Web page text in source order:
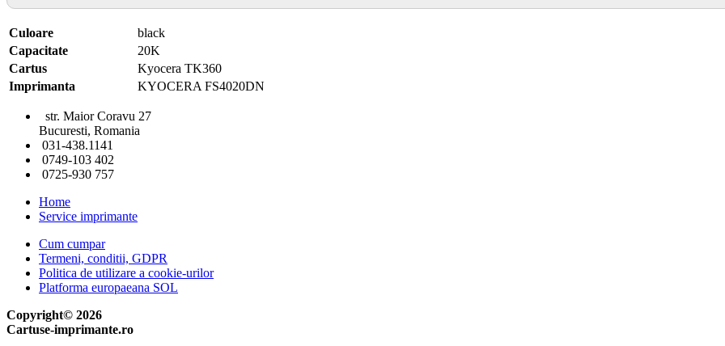
Culoare
black
Capacitate
20K
Cartus
Kyocera TK360
Imprimanta
KYOCERA FS4020DN
str. Maior Coravu 27
Bucuresti, Romania
031-438.1141
0749-103 402
0725-930 757
Home
Service imprimante
Cum cumpar
Termeni, conditii, GDPR
Politica de utilizare a cookie-urilor
Platforma europaeana SOL
Copyright© 2026
Cartuse-imprimante.ro